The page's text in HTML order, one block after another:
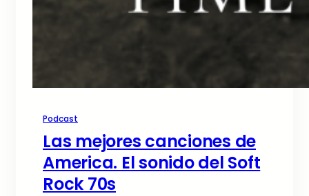
Podcast
Las mejores canciones de
America. El sonido del Soft
Rock 70s